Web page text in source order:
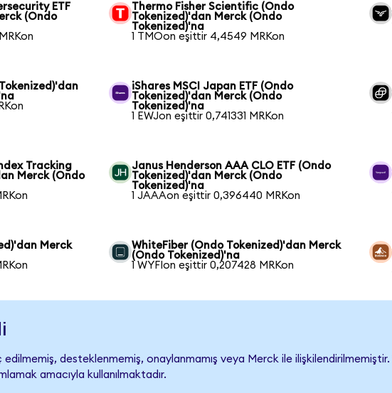
ETF
(Ondo
Thermo Fisher Scientific (Ondo
Tokenized)'dan Merck (Ondo
Tokenized)'na
1 TMOon eşittir 4,4549 MRKon
iShares MSCI Japan ETF (Ondo
Tokenized)'dan Merck (Ondo
Tokenized)'na
1 EWJon eşittir 0,741331 MRKon
Tracking
Merck (Ondo
Janus Henderson AAA CLO ETF (Ondo
Tokenized)'dan Merck (Ondo
Tokenized)'na
1 JAAAon eşittir 0,396440 MRKon
Merck
WhiteFiber (Ondo Tokenized)'dan Merck
(Ondo Tokenized)'na
1 WYFIon eşittir 0,207428 MRKon
edilmemiş, desteklenmemiş, onaylanmamış veya Merck ile
amacıyla kullanılmaktadır.